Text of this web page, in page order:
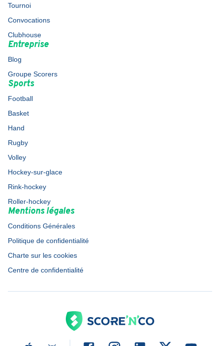
Tournoi
Convocations
Clubhouse
Entreprise
Blog
Groupe Scorers
Sports
Football
Basket
Hand
Rugby
Volley
Hockey-sur-glace
Rink-hockey
Roller-hockey
Mentions légales
Conditions Générales
Politique de confidentialité
Charte sur les cookies
Centre de confidentialité